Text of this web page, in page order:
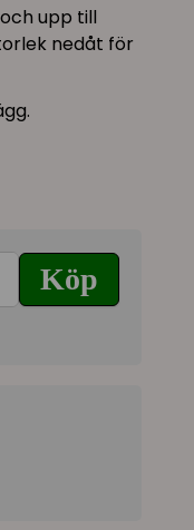
upp till
nedåt för
Köp